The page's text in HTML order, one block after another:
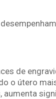
de
o útero
aumenta